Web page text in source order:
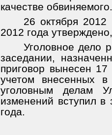
качестве обвиняемого.
26 октября
2012 года
Уголовное дело
заседании,
приговор вынесен
учетом внесенных
уголовным делам
изменений вступил
года.